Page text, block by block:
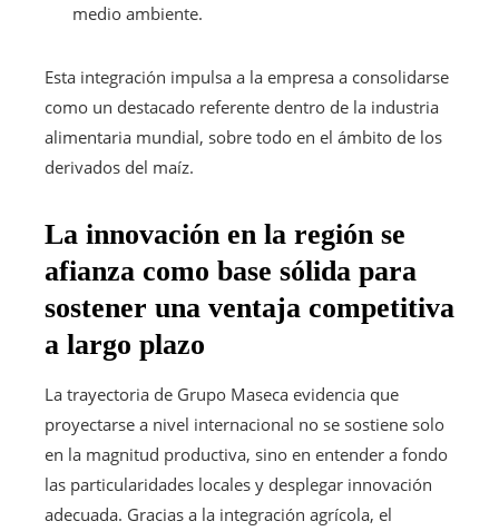
medio ambiente.
Esta integración impulsa a la empresa a consolidarse
como un destacado referente dentro de la industria
alimentaria mundial, sobre todo en el ámbito de los
derivados del maíz.
La innovación en la región se
afianza como base sólida para
sostener una ventaja competitiva
a largo plazo
La trayectoria de Grupo Maseca evidencia que
proyectarse a nivel internacional no se sostiene solo
en la magnitud productiva, sino en entender a fondo
las particularidades locales y desplegar innovación
adecuada. Gracias a la integración agrícola, el